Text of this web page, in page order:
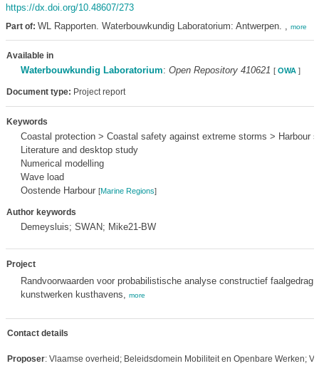
https://dx.doi.org/10.48607/273
Part of: WL Rapporten. Waterbouwkundig Laboratorium: Antwerpen. , more
Available in
Waterbouwkundig Laboratorium: Open Repository 410621 [ OWA]
Document type: Project report
Keywords
Coastal protection > Coastal safety against extreme storms > Harbour
Literature and desktop study
Numerical modelling
Wave load
Oostende Harbour [Marine Regions]
Author keywords
Demeysluis; SWAN; Mike21-BW
Project
Randvoorwaarden voor probabilistische analyse constructief faalgedrag
kunstwerken kusthavens, more
Contact details
Proposer: Vlaamse overheid; Beleidsdomein Mobiliteit en Openbare Werken;